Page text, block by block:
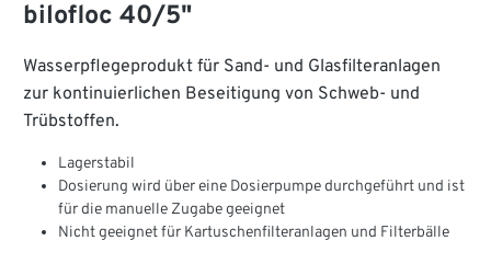
bilofloc 40/5"
Wasserpflegeprodukt für Sand- und Glasfilteranlagen
zur kontinuierlichen Beseitigung von Schweb- und
Trübstoffen.
Lagerstabil
Dosierung wird über eine Dosierpumpe durchgeführt und ist
für die manuelle Zugabe geeignet
Nicht geeignet für Kartuschenfilteranlagen und Filterbälle